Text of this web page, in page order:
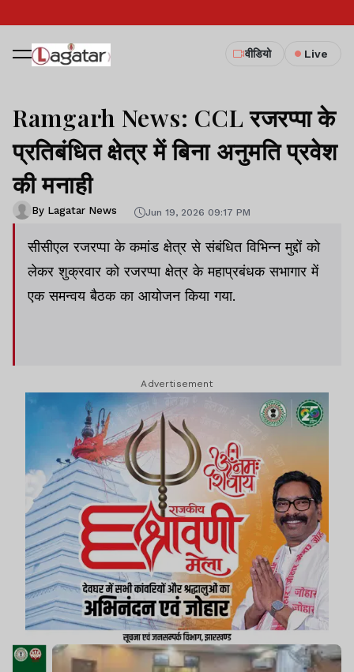
वीडियो Live
Ramgarh News: CCL रजरप्पा के
प्रतिबंधित क्षेत्र में बिना अनुमति प्रवेश
की मनाही
By Lagatar News Jun 19, 2026 09:17 PM
सीसीएल रजरप्पा के कमांड क्षेत्र से संबंधित विभिन्न मुद्दों को
लेकर शुक्रवार को रजरप्पा क्षेत्र के महाप्रबंधक सभागार में
एक समन्वय बैठक का आयोजन किया गया.
Advertisement